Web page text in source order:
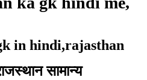
in hindi,rajasthan
सामान्य